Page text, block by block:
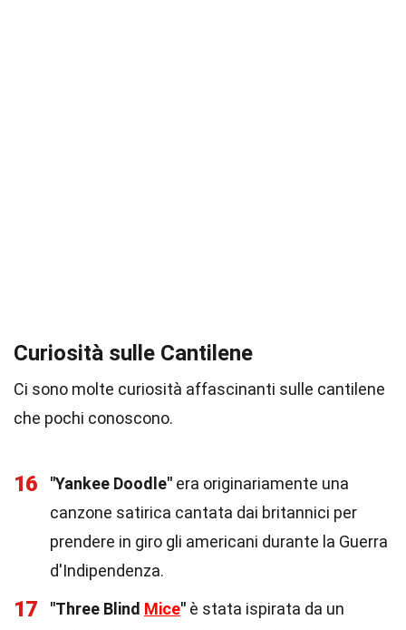
Curiosità sulle Cantilene
Ci sono molte curiosità affascinanti sulle cantilene
che pochi conoscono.
16 "Yankee Doodle" era originariamente una
canzone satirica cantata dai britannici per
prendere in giro gli americani durante la Guerra
d'Indipendenza.
17 "Three Blind Mice" è stata ispirata da un